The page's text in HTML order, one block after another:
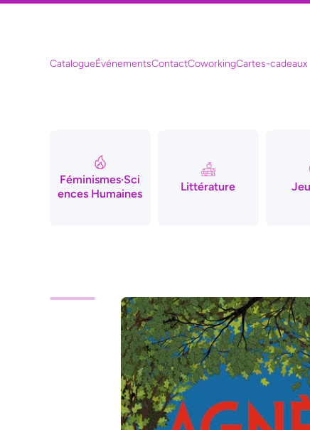
CatalogueÉvénementsContactCoworkingCartes-cadeaux
Féminismes·Sci
ences Humaines
Littérature
Passer aux informations produits